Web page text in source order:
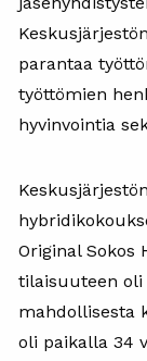
parantaa
työttömien
hyvinvointia
Original Sokos
tilaisuuteen
mahdollisesta
oli paikalla 34